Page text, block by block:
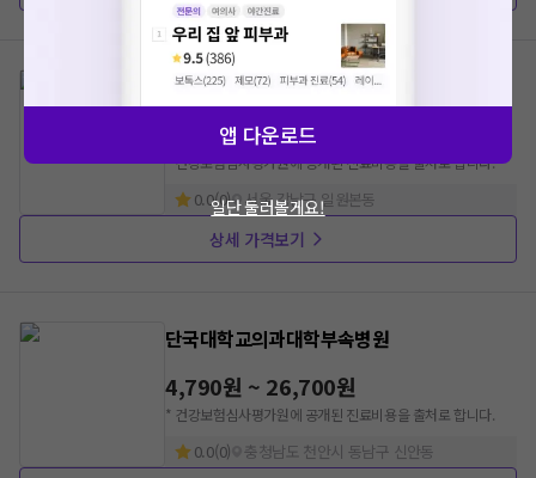
삼성서울병원
2,730원 ~ 10,000원
* 건강보험심사평가원에 공개된 진료비용을 출처로 합니다.
0.0(0) 서울 강남구 일원본동
상세 가격보기
단국대학교의과대학부속병원
4,790원 ~ 26,700원
* 건강보험심사평가원에 공개된 진료비용을 출처로 합니다.
0.0(0) 충청남도 천안시 동남구 신안동
앱 다운로드
일단 둘러볼게요!